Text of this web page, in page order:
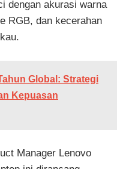
dengan akurasi warna
RGB, dan kecerahan
Global: Strategi
Kepuasan
Manager Lenovo